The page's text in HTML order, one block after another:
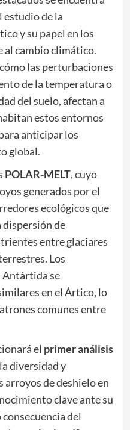
estudio de la
y su papel en los
al cambio climático.
las perturbaciones
de la temperatura o
del suelo, afectan a
estos entornos
anticipar los
global.
POLAR-MELT, cuyo
generados por el
ecológicos que
de
entre glaciares
Los
Antártida se
en el Ártico, lo
comunes entre
el primer análisis
diversidad y
arroyos de deshielo en
clave ante su
del